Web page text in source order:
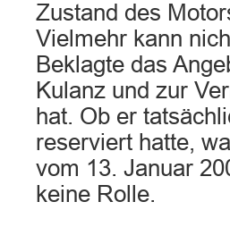
Zustand des
Vielmehr kann
Beklagte das
Kulanz und zur
hat. Ob er
reserviert hatte,
vom 13. Januar
keine Rolle.